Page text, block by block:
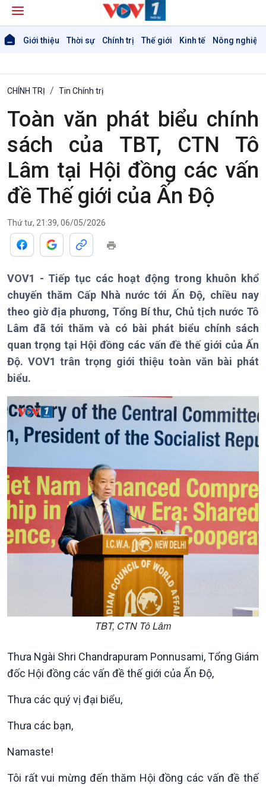
Giới thiệu Thời sự Chính trị Thế giới Kinh tế Nông nghiệp
CHÍNH TRỊ Tin Chính trị
Toàn văn phát biểu chính
sách của TBT, CTN Tô
Lâm tại Hội đồng các vấn
đề Thế giới của Ấn Độ
Thứ tư, 21:39, 06/05/2026
VOV1 - Tiếp tục các hoạt động trong khuôn khổ
chuyến thăm Cấp Nhà nước tới Ấn Độ, chiều nay
theo giờ địa phương, Tổng Bí thư, Chủ tịch nước Tô
Lâm đã tới thăm và có bài phát biểu chính sách
quan trọng tại Hội đồng các vấn đề thế giới của Ấn
Độ. VOV1 trân trọng giới thiệu toàn văn bài phát
biểu.
TBT, CTN Tô Lâm
Thưa Ngài Shri Chandrapuram Ponnusami, Tổng Giám
đốc Hội đồng các vấn đề thế giới của Ấn Độ,
Thưa các quý vị đại biểu,
Thưa các bạn,
Namaste!
Tôi rất vui mừng đến thăm Hội đồng các vấn đề thế